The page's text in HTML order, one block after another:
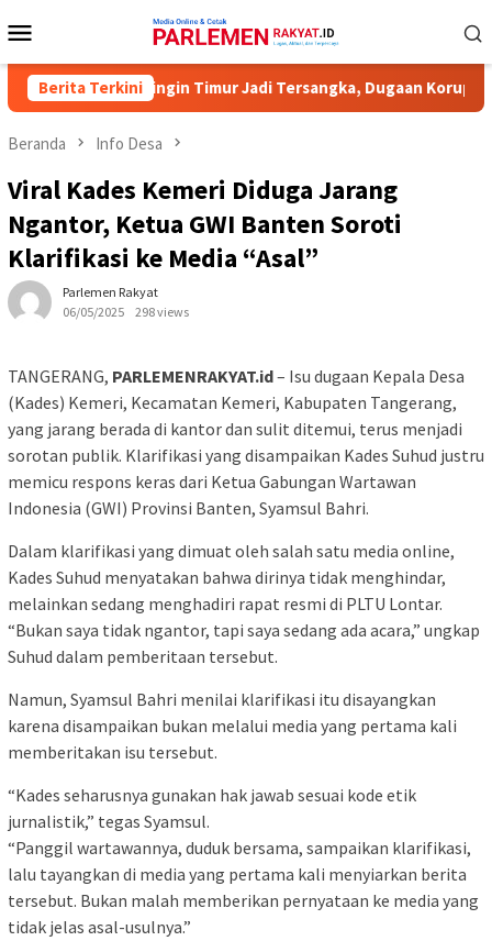
ke
Mobile
Berita Terkini
KPU Kotawaringin Timur Jadi Tersangka, Dugaan Korupsi
Beranda Info Desa
Viral Kades Kemeri Diduga Jarang
Ngantor, Ketua GWI Banten Soroti
Klarifikasi ke Media “Asal”
Parlemen Rakyat
06/05/2025
298 views
TANGERANG, PARLEMENRAKYAT.id– Isu dugaan Kepala Desa
(Kades) Kemeri, Kecamatan Kemeri, Kabupaten Tangerang,
yang jarang berada di kantor dan sulit ditemui, terus menjadi
sorotan publik. Klarifikasi yang disampaikan Kades Suhud justru
memicu respons keras dari Ketua Gabungan Wartawan
Indonesia (GWI) Provinsi Banten, Syamsul Bahri.
Dalam klarifikasi yang dimuat oleh salah satu media online,
Kades Suhud menyatakan bahwa dirinya tidak menghindar,
melainkan sedang menghadiri rapat resmi di PLTU Lontar.
“Bukan saya tidak ngantor, tapi saya sedang ada acara,” ungkap
Suhud dalam pemberitaan tersebut.
Namun, Syamsul Bahri menilai klarifikasi itu disayangkan
karena disampaikan bukan melalui media yang pertama kali
memberitakan isu tersebut.
“Kades seharusnya gunakan hak jawab sesuai kode etik
jurnalistik,” tegas Syamsul.
“Panggil wartawannya, duduk bersama, sampaikan klarifikasi,
lalu tayangkan di media yang pertama kali menyiarkan berita
tersebut. Bukan malah memberikan pernyataan ke media yang
tidak jelas asal-usulnya.”